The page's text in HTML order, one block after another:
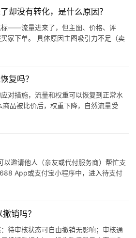
却没有转化，是什么原因？
标——流量进来了，但主图、价格、评
家下单。 具体原因主图吸引力不足（卖
复吗？
对措施，流量和权重可以恢复到正常水
品被比价后，权重下降，自然流量受
以邀请他人（亲友或代付服务商）帮忙支
App或支付宝小程序中，进入待支付
销吗？
待审核状态可自由撤销无影响；审核通